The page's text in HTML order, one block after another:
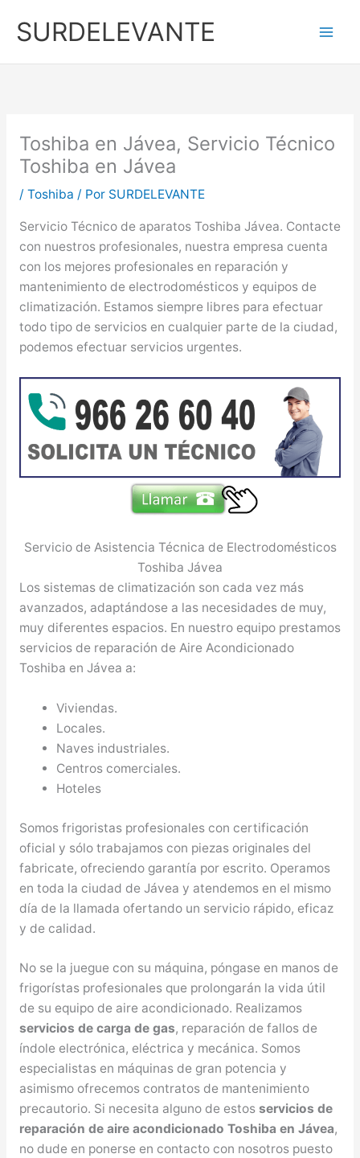
SURDELEVANTE
Toshiba en Jávea, Servicio Técnico
Toshiba en Jávea
/ Toshiba / Por SURDELEVANTE
Servicio Técnico de aparatos Toshiba Jávea. Contacte
con nuestros profesionales, nuestra empresa cuenta
con los mejores profesionales en reparación y
mantenimiento de electrodomésticos y equipos de
climatización. Estamos siempre libres para efectuar
todo tipo de servicios en cualquier parte de la ciudad,
podemos efectuar servicios urgentes.
Servicio de Asistencia Técnica de Electrodomésticos
Toshiba Jávea
Los sistemas de climatización son cada vez más
avanzados, adaptándose a las necesidades de muy,
muy diferentes espacios. En nuestro equipo prestamos
servicios de reparación de Aire Acondicionado
Toshiba en Jávea a:
Viviendas.
Locales.
Naves industriales.
Centros comerciales.
Hoteles
Somos frigoristas profesionales con certificación
oficial y sólo trabajamos con piezas originales del
fabricate, ofreciendo garantía por escrito. Operamos
en toda la ciudad de Jávea y atendemos en el mismo
día de la llamada ofertando un servicio rápido, eficaz
y de calidad.
No se la juegue con su máquina, póngase en manos de
frigorístas profesionales que prolongarán la vida útil
de su equipo de aire acondicionado. Realizamos
servicios de carga de gas, reparación de fallos de
índole electrónica, eléctrica y mecánica. Somos
especialistas en máquinas de gran potencia y
asimismo ofrecemos contratos de mantenimiento
precautorio. Si necesita alguno de estos servicios de
reparación de aire acondicionado Toshiba en Jávea,
no dude en ponerse en contacto con nosotros puesto